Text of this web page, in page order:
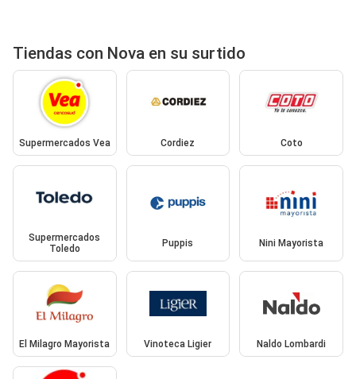
Tiendas con Nova en su surtido
Supermercados Vea Cordiez Coto
Supermercados
Toledo
Puppis Nini Mayorista
El Milagro Mayorista Vinoteca Ligier Naldo Lombardi